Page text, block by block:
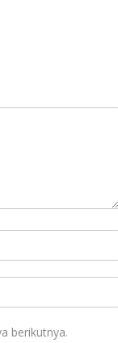
berikutnya.